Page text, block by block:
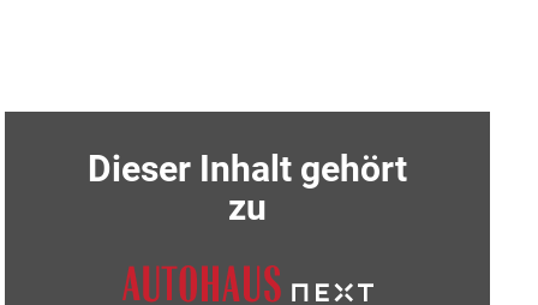
Dieser Inhalt gehört
zu